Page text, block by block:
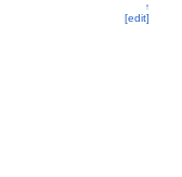
↑
[edit]